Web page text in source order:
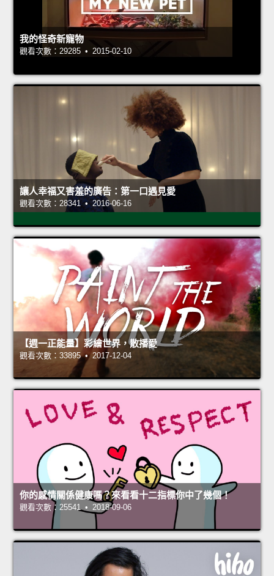
我的怪奇新寵物
觀看次數：29285 • 2015-02-10
讓人幸福又害羞的廣告：第一口遇見愛
觀看次數：28341 • 2016-06-16
【週一正能量】彩繪世界，散播愛
觀看次數：33895 • 2017-12-04
你的感情關係健康嗎？來看看十二指標你中了幾個！
觀看次數：25541 • 2018-09-06